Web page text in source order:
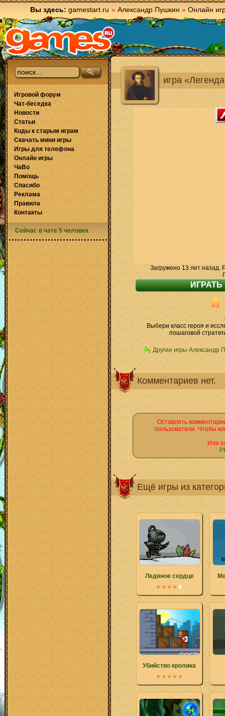
Вы здесь: gamestart.ru » Александр Пушкин » Онлайн
игра
Загружено 13 лет назад.
Выбери класс героя и
пошаговой
Другие игры Александр
Комментариев нет.
Оставлять
пользователи. Чтобы
Или
Ещё игры из
Ледяное сердце
Убийство кролика
Игровой форум
Чат-беседка
Новости
Статьи
Коды к старым играм
Скачать мини игры
Игры для телефона
Онлайн игры
ЧаВо
Помощь
Спасибо
Реклама
Правила
Контакты
Сейчас в чате 5 человек